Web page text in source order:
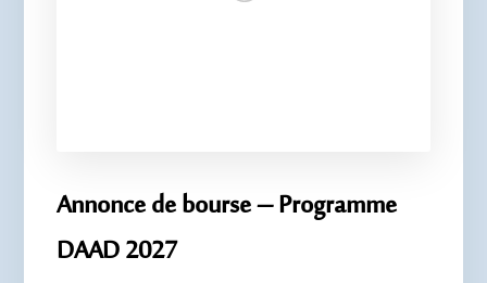
Annonce de bourse – Programme
DAAD 2027